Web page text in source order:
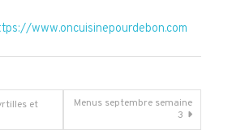
www.oncuisinepourdebon.com
et
Menus septembre semaine
3